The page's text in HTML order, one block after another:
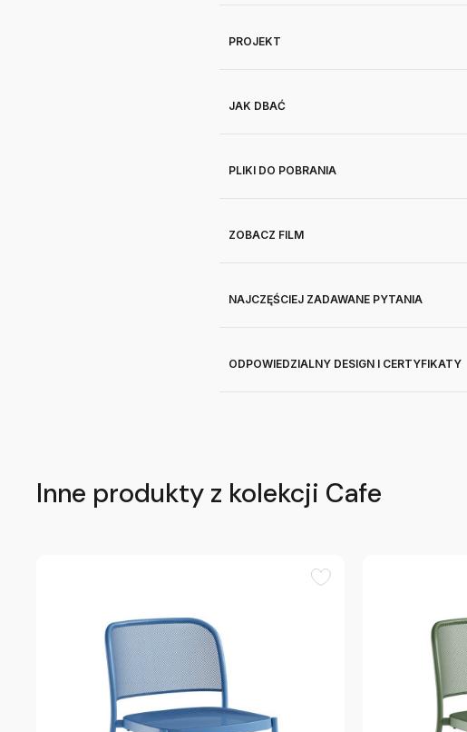
PROJEKT
JAK DBAĆ
PLIKI DO POBRANIA
ZOBACZ FILM
NAJCZĘŚCIEJ ZADAWANE PYTANIA
ODPOWIEDZIALNY DESIGN I CERTYFIKATY
Inne produkty z kolekcji Cafe